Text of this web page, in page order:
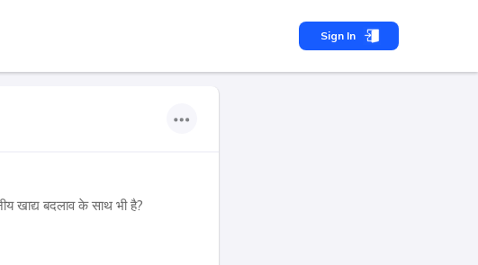
Sign In
खाद्य बदलाव के साथ भी है?